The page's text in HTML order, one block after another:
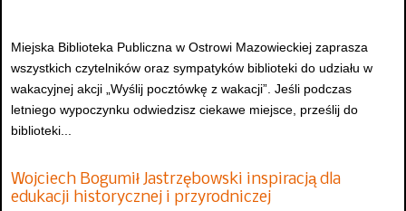
Miejska Biblioteka Publiczna w Ostrowi Mazowieckiej zaprasza
wszystkich czytelników oraz sympatyków biblioteki do udziału w
wakacyjnej akcji „Wyślij pocztówkę z wakacji”. Jeśli podczas
letniego wypoczynku odwiedzisz ciekawe miejsce, prześlij do
biblioteki...
Wojciech Bogumił Jastrzębowski inspiracją dla
edukacji historycznej i przyrodniczej